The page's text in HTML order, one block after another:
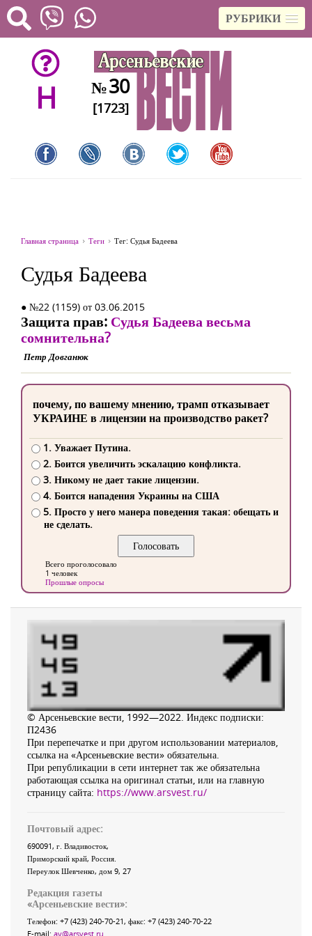
РУБРИКИ
H №30
[1723]
Главная страница Теги Тег: Судья Бадеева
Судья Бадеева
● №22 (1159) от 03.06.2015
Защита прав: Судья Бадеева весьма
сомнительна?
Петр Довганюк
почему, по вашему мнению, трамп отказывает
УКРАИНЕ в лицензии на производство ракет?
1. Уважает Путина.
2. Боится увеличить эскалацию конфликта.
3. Никому не дает такие лицензии.
4. Боится нападения Украины на США
5. Просто у него манера поведения такая: обещать и
не сделать.
Всего проголосовало
1 человек
Прошлые опросы
© Арсеньевские вести, 1992—2022. Индекс подписки:
П2436
При перепечатке и при другом использовании материалов,
ссылка на «Арсеньевские вести» обязательна.
При републикации в сети интернет так же обязательна
работающая ссылка на оригинал статьи, или на главную
страницу сайта: https://www.arsvest.ru/
Почтовый адрес:
690091, г. Владивосток,
Приморский край, Россия
Переулок Шевченко, дом 9, 27
Редакция газеты
«Арсеньевские вести»:
Телефон: +7 (423) 240-70-21, факс: +7 (423) 240-70-22
E-mail: av@arsvest.ru